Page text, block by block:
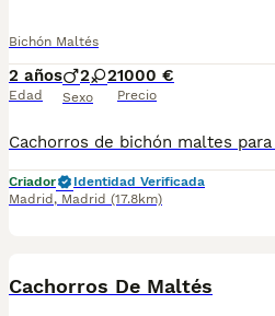
Bichón Maltés
2 años
Edad
2 2
Sexo
1000 €
Precio
Criador
Identidad Verificada
Madrid , Madrid (17.8km)
Cachorros De Maltés